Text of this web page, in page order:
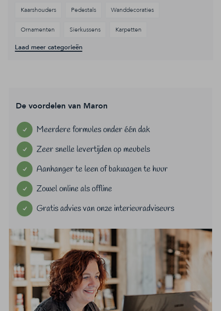
Kaarshouders Pedestals Wanddecoraties
Ornamenten Sierkussens Karpetten
Laad meer categorieën
De voordelen van Maron
Meerdere formules onder één dak
Zeer snelle levertijden op meubels
Aanhanger te leen of bakwagen te huur
Zowel online als offline
Gratis advies van onze interieuradviseurs